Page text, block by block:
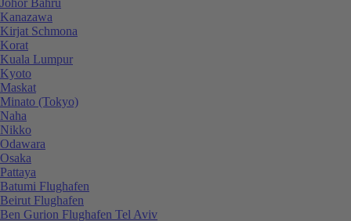
Kanazawa
Kirjat Schmona
Korat
Kuala Lumpur
Kyoto
Maskat
Minato (Tokyo)
Naha
Nikko
Odawara
Osaka
Pattaya
Batumi Flughafen
Beirut Flughafen
Ben Gurion Flughafen Tel Aviv